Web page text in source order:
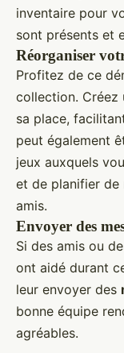
inventaire pour
sont présents et
Réorganiser
Profitez de ce
collection. Créez
sa place,
peut également
jeux auxquels
et de planifier de
amis.
Envoyer des
Si des amis ou
ont aidé durant
leur envoyer des
bonne équipe
agréables.